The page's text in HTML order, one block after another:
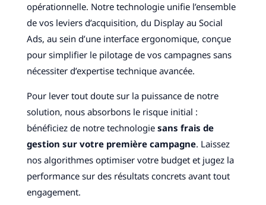
opérationnelle. Notre technologie unifie l’ensemble
de vos leviers d’acquisition, du Display au Social
Ads, au sein d’une interface ergonomique, conçue
pour simplifier le pilotage de vos campagnes sans
nécessiter d’expertise technique avancée.
Pour lever tout doute sur la puissance de notre
solution, nous absorbons le risque initial :
bénéficiez de notre technologie sans frais de
gestion sur votre première campagne. Laissez
nos algorithmes optimiser votre budget et jugez la
performance sur des résultats concrets avant tout
engagement.